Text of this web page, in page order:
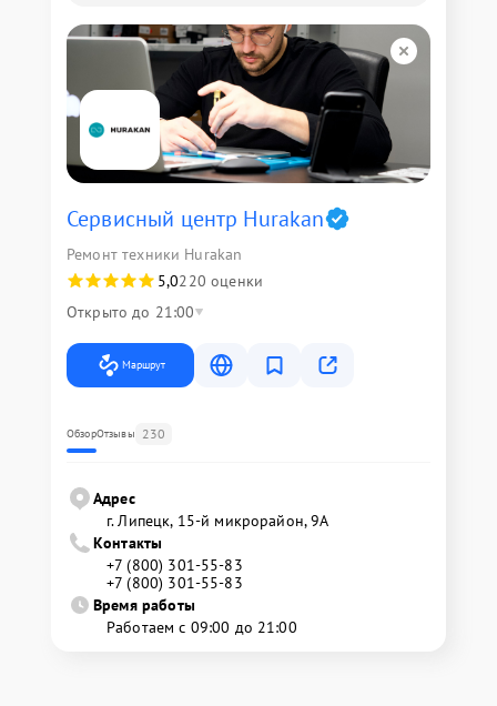
Сервисный центр Hurakan
Ремонт техники Hurakan
5,0220 оценки
Открыто до 21:00
Маршрут
ОбзорОтзывы 230
Адрес
г. Липецк, 15-й микрорайон, 9А
Контакты
+7 (800) 301-55-83
+7 (800) 301-55-83
Время работы
Работаем с 09:00 до 21:00